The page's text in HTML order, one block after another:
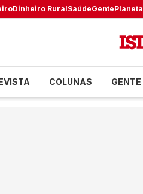
Dinheiro RuralSaúdeGentePlaneta
COLUNAS GENTE